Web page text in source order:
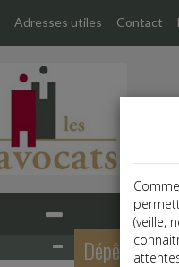
Adresses utiles Contact
Dépêches
(veille,